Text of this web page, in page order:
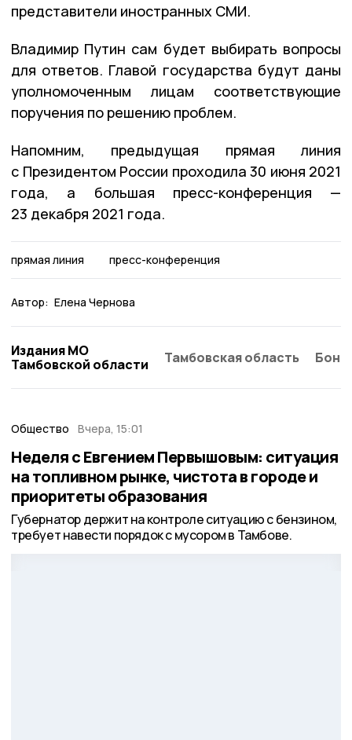
представители иностранных СМИ.
Владимир Путин сам будет выбирать вопросы
для ответов. Главой государства будут даны
уполномоченным лицам соответствующие
поручения по решению проблем.
Напомним, предыдущая прямая линия
с Президентом России проходила 30 июня 2021
года, а большая пресс-конференция —
23 декабря 2021 года.
прямая линия пресс-конференция
Автор: Елена Чернова
Издания МО
Тамбовской области
Тамбовская область
Общество Вчера, 15:01
Неделя с Евгением Первышовым: ситуация
на топливном рынке, чистота в городе и
приоритеты образования
Губернатор держит на контроле ситуацию с бензином,
требует навести порядок с мусором в Тамбове.